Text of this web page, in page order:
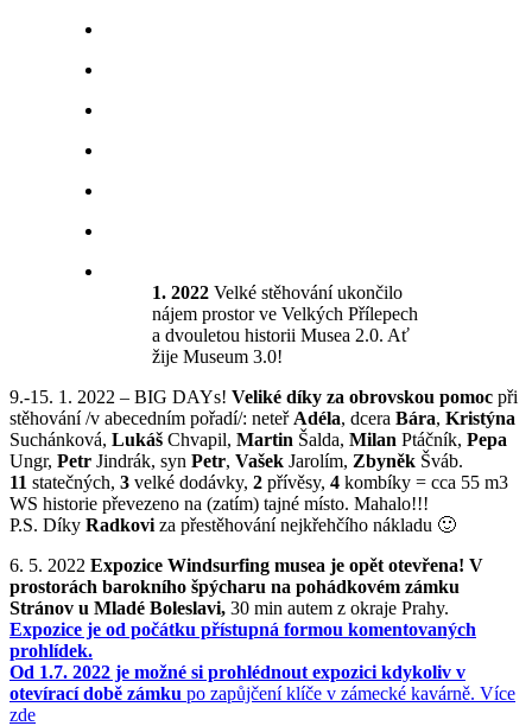
1. 2022 Velké stěhování ukončilo
nájem prostor ve Velkých Přílepech
a dvouletou historii Musea 2.0. Ať
žije Museum 3.0!
9.-15. 1. 2022 – BIG DAYs! Veliké díky za obrovskou pomoc při
stěhování /v abecedním pořadí/: neteř Adéla, dcera Bára, Kristýna
Suchánková, Lukáš Chvapil, Martin Šalda, Milan Ptáčník, Pepa
Ungr, Petr Jindrák, syn Petr, Vašek Jarolím, Zbyněk Šváb.
11 statečných, 3 velké dodávky, 2 přívěsy, 4 kombíky = cca 55 m3
WS historie převezeno na (zatím) tajné místo. Mahalo!!!
P.S. Díky Radkovi za přestěhování nejkřehčího nákladu 🙂
6. 5. 2022 Expozice Windsurfing musea je opět otevřena! V
prostorách barokního špýcharu na pohádkovém zámku
Stránov u Mladé Boleslavi, 30 min autem z okraje Prahy.
Expozice je od počátku přístupná formou komentovaných
prohlídek.
Od 1.7. 2022 je možné si prohlédnout expozici kdykoliv v
otevírací době zámku po zapůjčení klíče v zámecké kavárně. Více
zde